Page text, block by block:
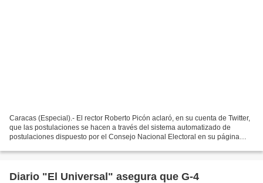
Caracas (Especial).- El rector Roberto Picón aclaró, en su cuenta de Twitter,
que las postulaciones se hacen a través del sistema automatizado de
postulaciones dispuesto por el Consejo Nacional Electoral en su página
Diario "El Universal" asegura que G-4